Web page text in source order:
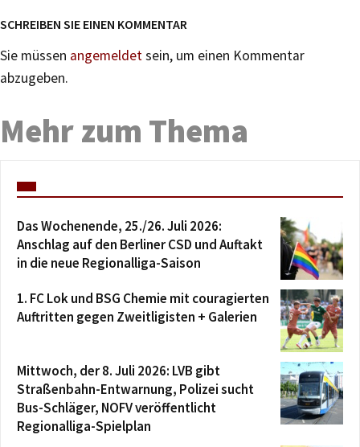
SCHREIBEN SIE EINEN KOMMENTAR
Sie müssen angemeldetsein, um einen Kommentar
abzugeben.
Mehr zum Thema
Das Wochenende, 25./26. Juli 2026:
Anschlag auf den Berliner CSD und Auftakt
in die neue Regionalliga-Saison
1. FC Lok und BSG Chemie mit couragierten
Auftritten gegen Zweitligisten + Galerien
Mittwoch, der 8. Juli 2026: LVB gibt
Straßenbahn-Entwarnung, Polizei sucht
Bus-Schläger, NOFV veröffentlicht
Regionalliga-Spielplan